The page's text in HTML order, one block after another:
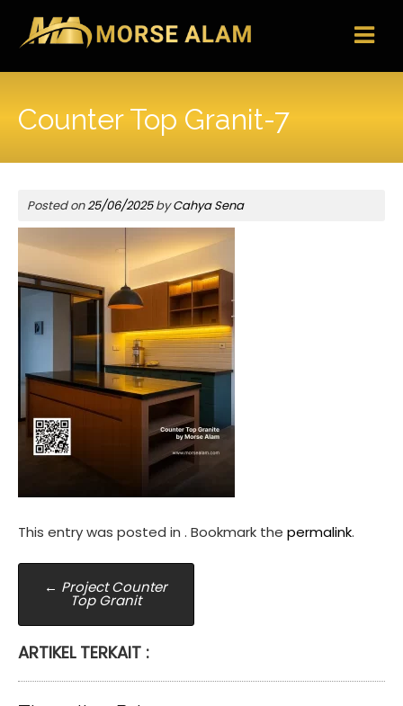
content
Counter Top Granit-7
Posted on25/06/2025byCahya Sena
This entry was posted in . Bookmark the permalink.
Post
navigation
← Project Counter
Top Granit
ARTIKEL TERKAIT :